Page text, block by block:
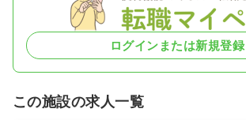
ログインまたは新規登録
この施設の求人一覧